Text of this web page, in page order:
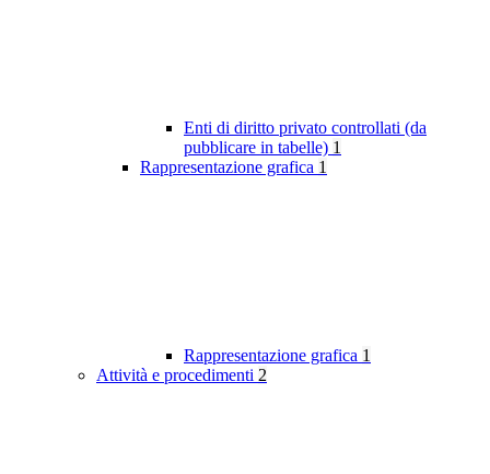
Enti di diritto privato controllati (da
pubblicare in tabelle) 1
Rappresentazione grafica 1
Rappresentazione grafica 1
Attività e procedimenti 2